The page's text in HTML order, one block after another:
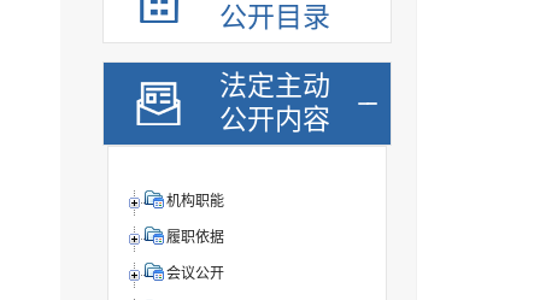
公开目录
法定主动
公开内容
机构职能
履职依据
会议公开